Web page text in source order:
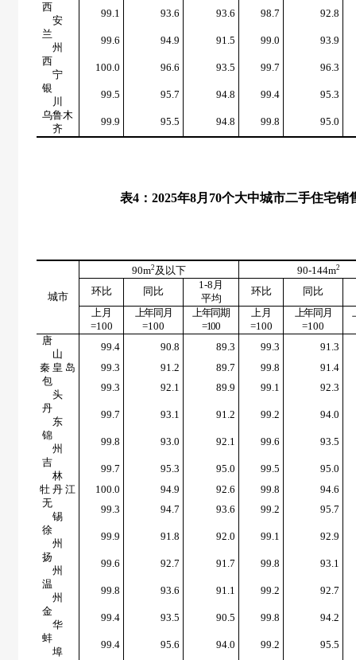
西
安
99.1 93.6 93.6 98.7
92.8
兰
州
99.6 94.9 91.5 99.0
93.9
西
宁
100.0 96.6 93.5 99.7
96.3
银
川
99.5 95.7 94.8 99.4
95.3
乌鲁木
齐
99.9 95.5 94.8 99.8 95.0
表4 ： 2025年8月 70个大中城市二手住宅销
城市
90m2 及以下 90-144m2
环比 同比
1-8 月
平均
环比
同比
上月
=100
上年同月
=100
上年同期
=100
上月
=100
上年同月
=100
唐
山
99.4 90.8 89.3 99.3
91.3
秦 皇 岛
99.3 91.2 89.7 99.8
91.4
包
头
99.3 92.1 89.9 99.1
92.3
丹
东
99.7 93.1 91.2 99.2
94.0
锦
州
99.8 93.0 92.1 99.6
93.5
吉
林
99.7 95.3 95.0 99.5
95.0
牡 丹 江
100.0 94.9 92.6 99.8
94.6
无
锡
99.3 94.7 93.6 99.2
95.7
徐
州
99.9 91.8 92.0 99.1
92.9
扬
州
99.6 92.7 91.7 99.8
93.1
温
州
99.8 93.6 91.1 99.2
92.7
金
华
99.4 93.5 90.5 99.8
94.2
蚌
埠
99.4 95.6 94.0 99.2
95.5